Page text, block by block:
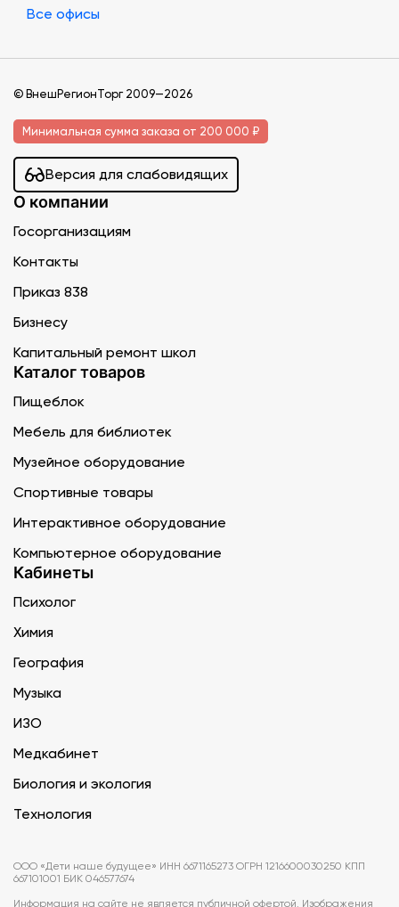
Все офисы
© ВнешРегионТорг 2009—2026
Минимальная сумма заказа от 200 000 ₽
Версия для слабовидящих
О компании
Госорганизациям
Контакты
Приказ 838
Бизнесу
Капитальный ремонт школ
Каталог товаров
Пищеблок
Мебель для библиотек
Музейное оборудование
Спортивные товары
Интерактивное оборудование
Компьютерное оборудование
Кабинеты
Психолог
Химия
География
Музыка
ИЗО
Медкабинет
Биология и экология
Технология
ООО «Дети наше будущее» ИНН 6671165273 ОГРН 1216600030250 КПП
667101001 БИК 046577674
Информация на сайте не является публичной офертой. Изображения